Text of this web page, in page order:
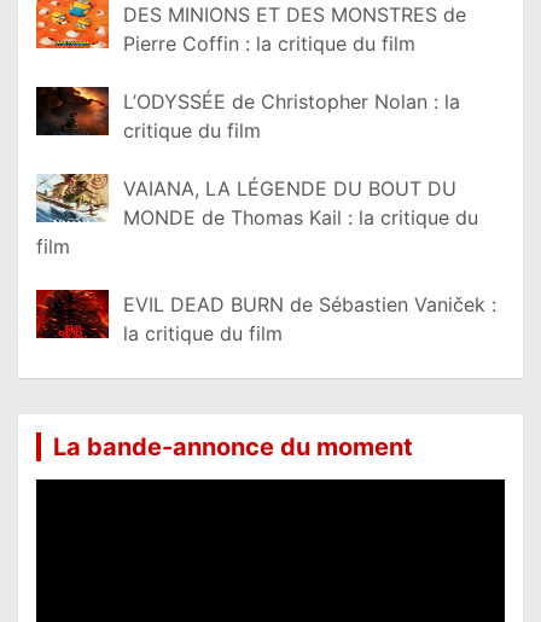
DES MINIONS ET DES MONSTRES de
Pierre Coffin : la critique du film
L’ODYSSÉE de Christopher Nolan : la
critique du film
VAIANA, LA LÉGENDE DU BOUT DU
MONDE de Thomas Kail : la critique du
film
EVIL DEAD BURN de Sébastien Vaniček :
la critique du film
La bande-annonce du moment